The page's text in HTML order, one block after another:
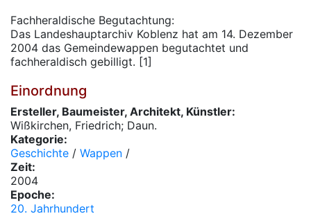
Fachheraldische Begutachtung:
Das Landeshauptarchiv Koblenz hat am 14. Dezember
2004 das Gemeindewappen begutachtet und
fachheraldisch gebilligt. [1]
Einordnung
Ersteller, Baumeister, Architekt, Künstler:
Wißkirchen, Friedrich; Daun.
Kategorie:
Geschichte / Wappen /
Zeit:
2004
Epoche:
20. Jahrhundert